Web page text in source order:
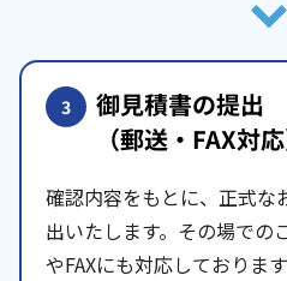
3 御見積書の提出
（郵送・FAX対応
確認内容をもとに、正式な
出いたします。その場での
やFAXにも対応しておりま